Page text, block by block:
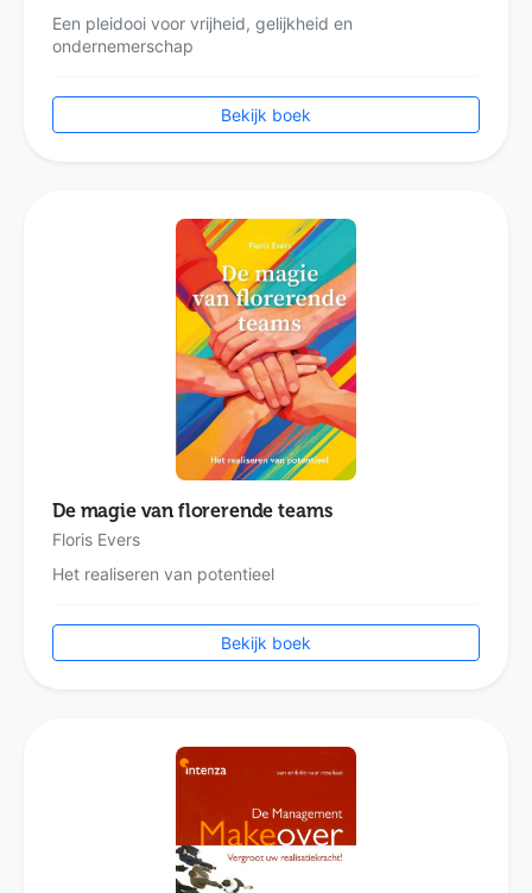
Een pleidooi voor vrijheid, gelijkheid en
ondernemerschap
Bekijk boek
De magie van florerende teams
Floris Evers
Het realiseren van potentieel
Bekijk boek